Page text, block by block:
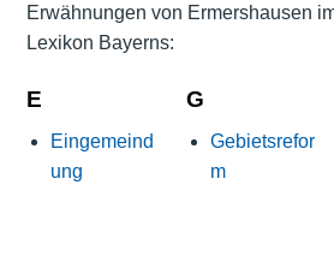
Erwähnungen von Ermershausen
Lexikon Bayerns:
E
Eingemeind
ung
G
Gebietsrefor
m